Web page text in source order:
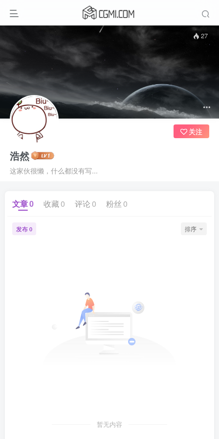
27
浩然
这家伙很懒，什么都没有写...
关注
文章0 收藏 0 评论 0 粉丝 0
发布 0 排序
暂无内容